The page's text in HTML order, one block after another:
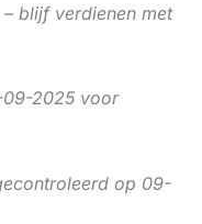
blijf verdienen met
2025 voor
op 09-